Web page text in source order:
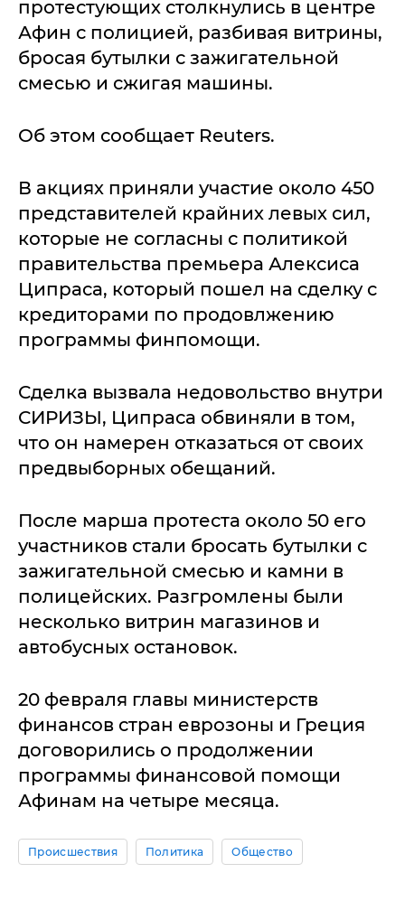
протестующих столкнулись в центре
Афин с полицией, разбивая витрины,
бросая бутылки с зажигательной
смесью и сжигая машины.
Об этом сообщает Reuters.
В акциях приняли участие около 450
представителей крайних левых сил,
которые не согласны с политикой
правительства премьера Алексиса
Ципраса, который пошел на сделку с
кредиторами по продовлжению
программы финпомощи.
Сделка вызвала недовольство внутри
СИРИЗЫ, Ципраса обвиняли в том,
что он намерен отказаться от своих
предвыборных обещаний.
После марша протеста около 50 его
участников стали бросать бутылки с
зажигательной смесью и камни в
полицейских. Разгромлены были
несколько витрин магазинов и
автобусных остановок.
20 февраля главы министерств
финансов стран еврозоны и Греция
договорились о продолжении
программы финансовой помощи
Афинам на четыре месяца.
Происшествия Политика Общество